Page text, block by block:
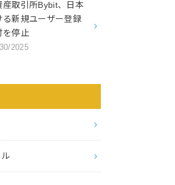
産取引所Bybit、日本
る新規ユーザー登録
を停止
2025